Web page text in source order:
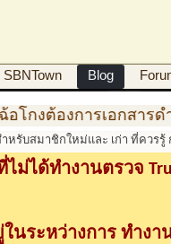
SBNTown Blog
งการเอกสารดำเนินค
หรับสมาชิกใหม่และ เก่า ที่ควร
ได้ทำงานตรวจ
นระหว่างการ ทำงา